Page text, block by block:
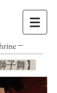
－
子舞】